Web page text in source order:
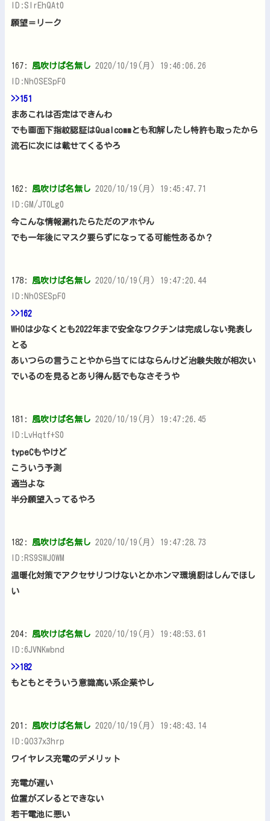
ID:SIrEhQAt0
願望＝リーク
167: 風吹けば名無し 2020/10/19(月) 19:46:06.26
ID:NhOSESpF0
>>151
まあこれは否定はできんわ
でも画面下指紋認証はQualcommとも和解したし特許も取ったから
流石に次には載せてくるやろ
162: 風吹けば名無し 2020/10/19(月) 19:45:47.71
ID:GM/JT0Lg0
今こんな情報漏れたらただのアホやん
でも一年後にマスク要らずになってる可能性あるか？
178: 風吹けば名無し 2020/10/19(月) 19:47:20.44
ID:NhOSESpF0
>>162
WHOは少なくとも2022年まで安全なワクチンは完成しない発表し
とる
あいつらの言うことやから当てにはならんけど治験失敗が相次い
でいるのを見るとあり得ん話でもなさそうや
181: 風吹けば名無し 2020/10/19(月) 19:47:26.45
ID:LvHqtf+S0
typeCもやけど
こういう予測
適当よな
半分願望入ってるやろ
182: 風吹けば名無し 2020/10/19(月) 19:47:28.73
ID:RS9SWJ0WM
温暖化対策でアクセサリつけないとかホンマ環境厨はしんでほし
い
204: 風吹けば名無し 2020/10/19(月) 19:48:53.61
ID:6JVNKwbnd
>>182
もともとそういう意識高い系企業やし
201: 風吹けば名無し 2020/10/19(月) 19:48:43.14
ID:QO37x3hrp
ワイヤレス充電のデメリット
充電が遅い
位置がズレるとできない
若干電池に悪い